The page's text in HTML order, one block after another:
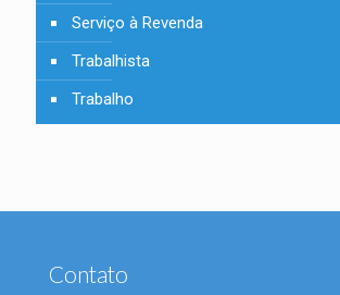
Serviço à Revenda
Trabalhista
Trabalho
Contato